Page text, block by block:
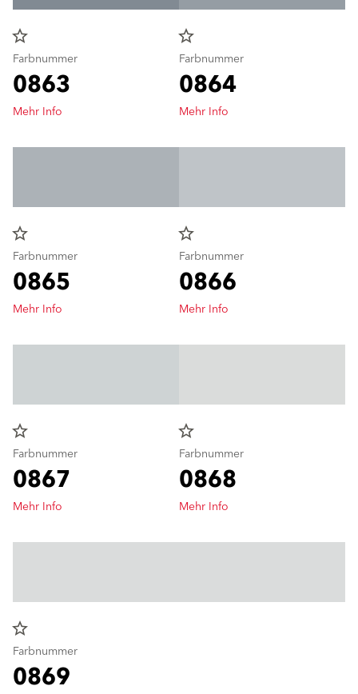
star_border
Farbnummer
0863
Mehr Info
star_border
Farbnummer
0864
Mehr Info
star_border
Farbnummer
0865
Mehr Info
star_border
Farbnummer
0866
Mehr Info
star_border
Farbnummer
0867
Mehr Info
star_border
Farbnummer
0868
Mehr Info
star_border
Farbnummer
0869